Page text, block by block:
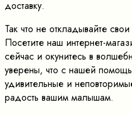
доставку.
Так что не откладывайте
Посетите наш интернет-
сейчас и окунитесь в
уверены, что с нашей
удивительные и
радость вашим малышам.